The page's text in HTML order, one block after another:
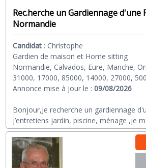
Rec.herche un Gardiennage d'une
Normandie
Candidat : Christophe
Gardien de maison et Home sitting
Normandie, Calvados, Eure, Manche,
31000, 17000, 85000, 14000, 27000,
Annonce mise à jour le :09/08/2026
Bonjour,Je recherche un gardiennage
j’entretiens jardin, piscine, ménage ,je